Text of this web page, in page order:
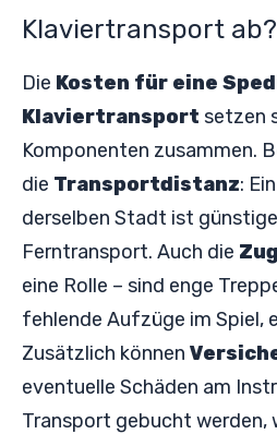
Klaviertransport ab?
Die Kosten für eine
Klaviertransport setzen
Komponenten zusammen.
die Transportdistanz:
derselben Stadt ist
Ferntransport. Auch die
eine Rolle – sind enge
fehlende Aufzüge im Spiel,
Zusätzlich können
eventuelle Schäden am
Transport gebucht werden,